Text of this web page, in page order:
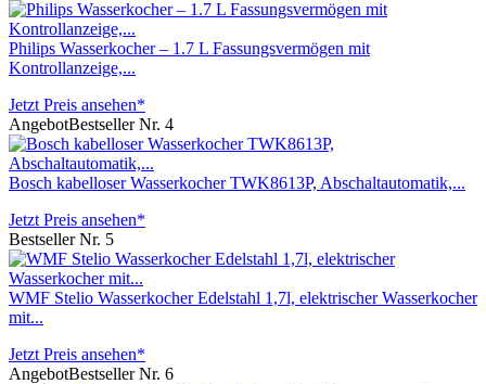
Philips Wasserkocher – 1.7 L Fassungsvermögen mit
Kontrollanzeige,...
Jetzt Preis ansehen*
AngebotBestseller Nr. 4
Bosch kabelloser Wasserkocher TWK8613P, Abschaltautomatik,...
Jetzt Preis ansehen*
Bestseller Nr. 5
WMF Stelio Wasserkocher Edelstahl 1,7l, elektrischer Wasserkocher
mit...
Jetzt Preis ansehen*
AngebotBestseller Nr. 6